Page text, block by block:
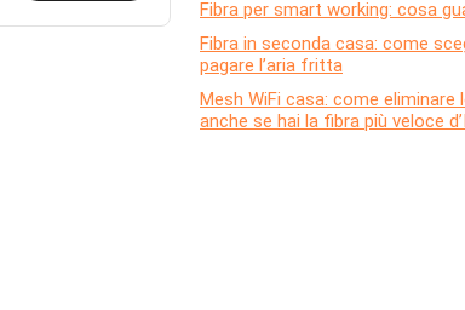
Fibra per smart working: cosa
Fibra in seconda casa: come
pagare l’aria fritta
Mesh WiFi casa: come eliminare
anche se hai la fibra più veloce